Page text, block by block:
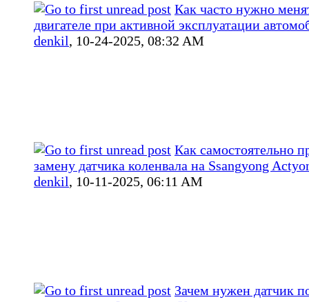
Как часто нужно
двигателе при активной эксплуатации
denkil, 10-24-2025, 08:32 AM
Как самостоятельно
замену датчика коленвала на Ssangyong
denkil, 10-11-2025, 06:11 AM
Зачем нужен датчик